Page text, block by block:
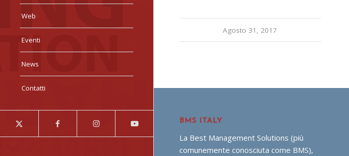
Web
Eventi
News
Contatti
Agosto 31, 2017
BMS ITALY
La Best Management Solutions (più
comunemente conosciuta come BMS),